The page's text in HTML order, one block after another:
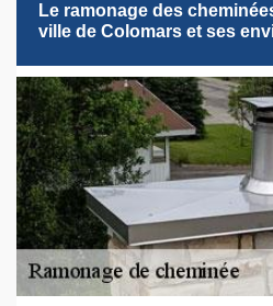
Le ramonage des
ville de Colomars et ses